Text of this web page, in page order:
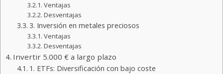
Ventajas
Desventajas
3. Inversión en metales preciosos
Ventajas
Desventajas
Invertir 5.000 € a largo plazo
1. ETFs: Diversificación con bajo coste